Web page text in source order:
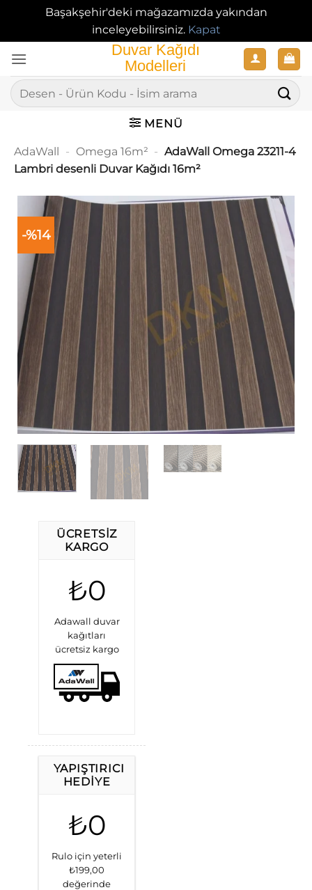
Başakşehir'deki mağazamızda yakından
inceleyebilirsiniz. Kapat
atla
Ara:
MENÜ
AdaWall - Omega 16m² - AdaWall Omega 23211-4
Lambri desenli Duvar Kağıdı 16m²
-%14
ÜCRETSIZ
KARGO
₺0
Adawall duvar
kağıtları
ücretsiz kargo
YAPIŞTIRICI
HEDIYE
₺0
Rulo için yeterli
₺199,00
değerinde